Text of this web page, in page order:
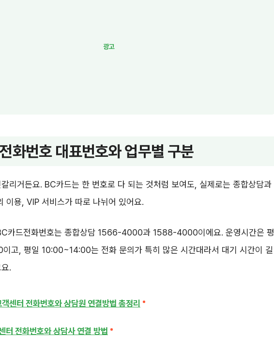
화번호 대표번호와 업무별 구분
리거든요. BC카드는 한 번호로 다 되는 것처럼 보여도, 실제로는 종합상담과
이용, VIP 서비스가 따로 나뉘어 있어요.
카드전화번호는 종합상담 1566-4000과 1588-4000이에요. 운영시간은 평
고, 평일 10:00~14:00는 전화 문의가 특히 많은 시간대라서 대기 시간이 길
.
센터 전화번호와 상담원 연결방법 총정리
터 전화번호와 상담사 연결 방법